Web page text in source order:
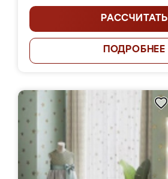
РАССЧИТАТЬ
ПОДРОБНЕЕ